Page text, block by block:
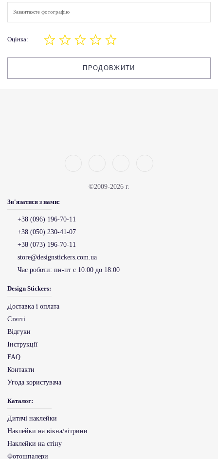
Завантажте фотографію
Оцінка:
ПРОДОВЖИТИ
©2009-2026 г.
Зв'язатися з нами:
+38 (096) 196-70-11
+38 (050) 230-41-07
+38 (073) 196-70-11
store@designstickers.com.ua
Час роботи: пн-пт с 10:00 до 18:00
Design Stickers:
Доставка і оплата
Статті
Відгуки
Інструкції
FAQ
Контакти
Угода користувача
Каталог:
Дитячі наклейки
Наклейки на вікна/вітрини
Наклейки на стіну
Фотошпалери